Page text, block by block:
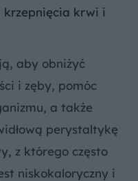
krwi i
aby obniżyć
i zęby, pomóc
a także
perystaltykę
z którego często
niskokaloryczny i